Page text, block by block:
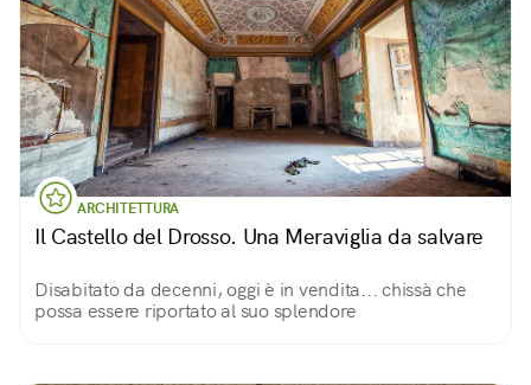
ARCHITETTURA
Il Castello del Drosso. Una Meraviglia da salvare
Disabitato da decenni, oggi è in vendita... chissà che
possa essere riportato al suo splendore